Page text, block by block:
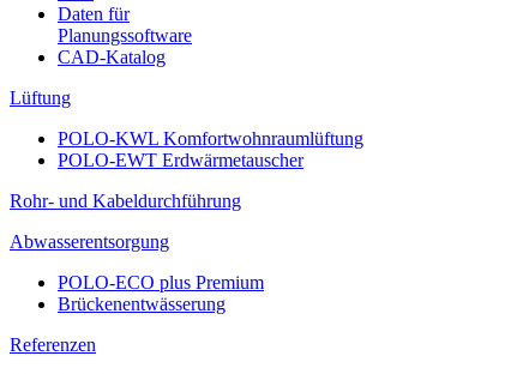
Daten für
Planungssoftware
CAD-Katalog
Lüftung
POLO-KWL Komfortwohnraumlüftung
POLO-EWT Erdwärmetauscher
Rohr- und Kabeldurchführung
Abwasserentsorgung
POLO-ECO plus Premium
Brückenentwässerung
Referenzen